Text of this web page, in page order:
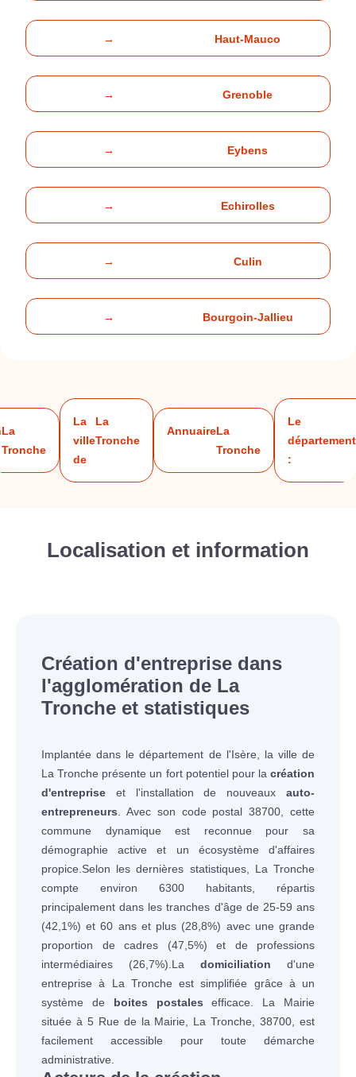
→ Haut-Mauco
→ Grenoble
→ Eybens
→ Echirolles
→ Culin
→ Bourgoin-Jallieu
La
Tronche
La
ville
de
La
Tronche
AnnuaireLa
Tronche
Le
département
:
Localisation et information
Création d'entreprise dans
l'agglomération de La
Tronche et statistiques
Implantée dans le département de l'Isère, la ville de
La Tronche présente un fort potentiel pour la création
d'entreprise et l'installation de nouveaux auto-
entrepreneurs . Avec son code postal 38700, cette
commune dynamique est reconnue pour sa
démographie active et un écosystème d'affaires
propice.Selon les dernières statistiques, La Tronche
compte environ 6300 habitants, répartis
principalement dans les tranches d'âge de 25-59 ans
(42,1%) et 60 ans et plus (28,8%) avec une grande
proportion de cadres (47,5%) et de professions
intermédiaires (26,7%).La domiciliation d'une
entreprise à La Tronche est simplifiée grâce à un
système de boites postales efficace. La Mairie
située à 5 Rue de la Mairie, La Tronche, 38700, est
facilement accessible pour toute démarche
administrative.